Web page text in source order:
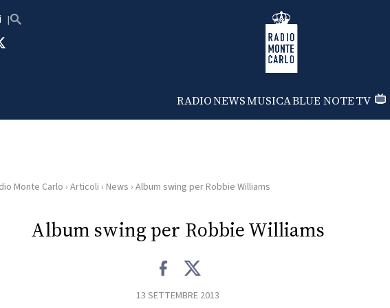
Radio Monte Carlo
RADIONEWSMUSICABLUE NOTETV
Monte Carlo › Articoli › News › Album swing per Robbie Williams
Album swing per Robbie Williams
13 SETTEMBRE 2013